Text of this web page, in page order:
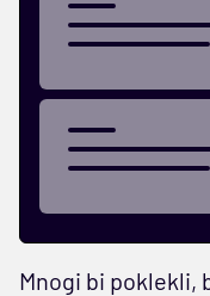
Mnogi bi poklekli,